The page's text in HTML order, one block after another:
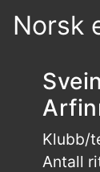
Norsk
Svein
Klubb/
Antall